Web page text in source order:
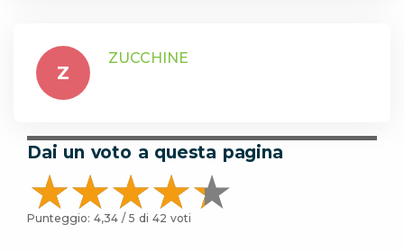
Z
ZUCCHINE
Dai un voto a questa pagina
Punteggio: 4,34 / 5 di 42 voti